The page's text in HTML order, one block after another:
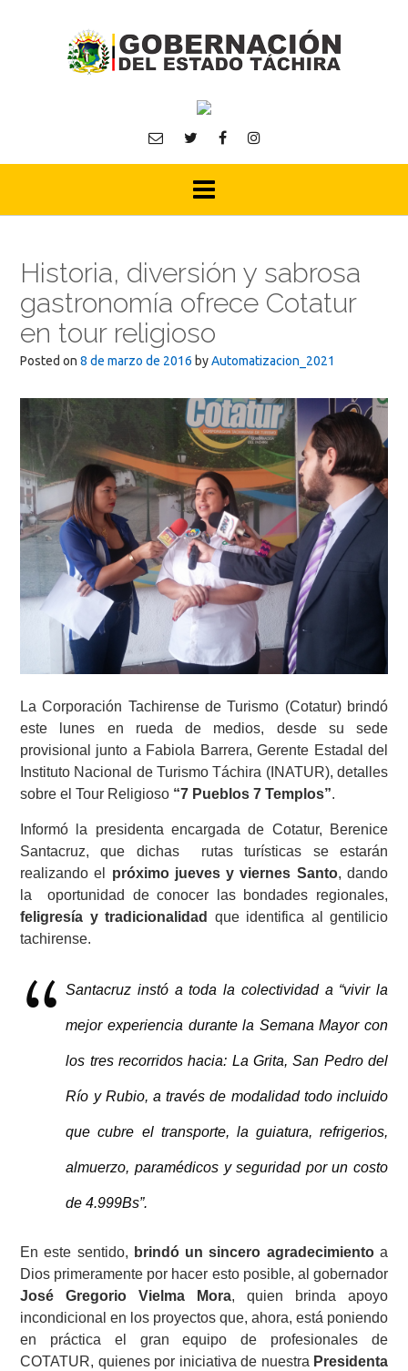
Historia, diversión y sabrosa
gastronomía ofrece Cotatur
en tour religioso
Posted on 8 de marzo de 2016 byAutomatizacion_2021
La Corporación Tachirense de Turismo (Cotatur) brindó
este lunes en rueda de medios, desde su sede
provisional junto a Fabiola Barrera, Gerente Estadal del
Instituto Nacional de Turismo Táchira (INATUR), detalles
sobre el Tour Religioso “7 Pueblos 7 Templos”.
Informó la presidenta encargada de Cotatur, Berenice
Santacruz, que dichas rutas turísticas se estarán
realizando el próximo jueves y viernes Santo, dando
la oportunidad de conocer las bondades regionales,
feligresía y tradicionalidad
que identifica al gentilicio
tachirense.
Santacruz instó a toda la colectividad a “vivir la
mejor experiencia durante la Semana Mayor con
los tres recorridos hacia: La Grita, San Pedro del
Río y Rubio, a través de modalidad todo incluido
que cubre el transporte, la guiatura, refrigerios,
almuerzo, paramédicos y seguridad por un costo
de 4.999Bs”.
En este sentido, brindó un sincero agradecimientoa
Dios primeramente por hacer esto posible, al gobernador
José Gregorio Vielma Mora, quien brinda apoyo
incondicional en los proyectos que, ahora, está poniendo
en práctica el gran equipo de profesionales de
COTATUR, quienes por iniciativa de nuestra Presidenta